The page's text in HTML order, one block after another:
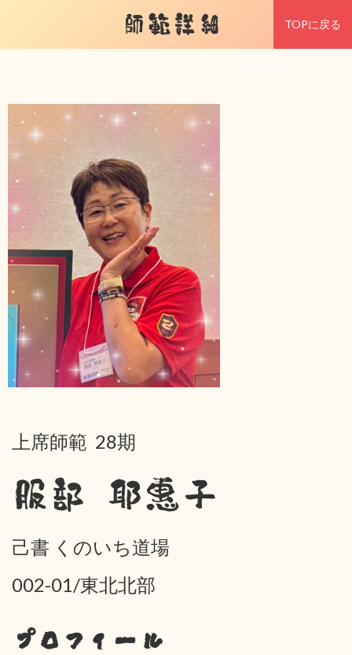
師範詳細 TOPに戻る
上席師範 28期
服部 耶惠子
己書 くのいち道場
002-01/東北北部
プロフィール